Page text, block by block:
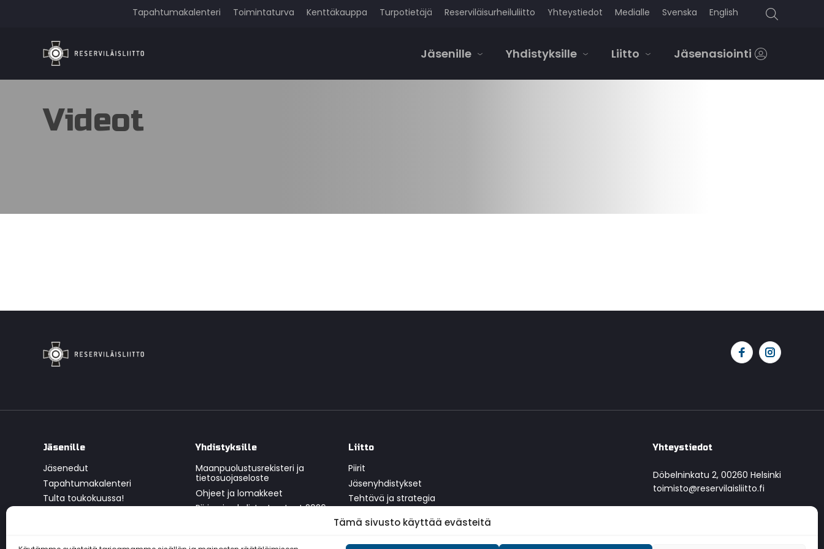
Tämä sivusto käyttää evästeitä
Tapahtumakalenteri Toimintaturva Kenttäkauppa Turpotietäjä Reserviläisurheiluliitto Yhteystiedot Medialle Svenska English
Search
Jäsenille
Yhdistyksille Liitto Jäsenasiointi
Videot
Jäsenille
Jäsenedut
Tapahtumakalenteri
Tulta toukokuussa!
Yhdistyksille
Maanpuolustusrekisteri ja
tietosuojaseloste
Ohjeet ja lomakkeet
Piirien ja yhdistysten tuet 2026
Liitto
Piirit
Jäsenyhdistykset
Tehtävä ja strategia
Historia
Yhteystiedot
Döbelninkatu 2, 00260 Helsinki
toimisto@reservilaisliitto.fi